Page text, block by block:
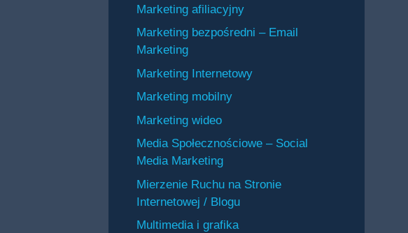
Marketing afiliacyjny
Marketing bezpośredni – Email
Marketing
Marketing Internetowy
Marketing mobilny
Marketing wideo
Media Społecznościowe – Social
Media Marketing
Mierzenie Ruchu na Stronie
Internetowej / Blogu
Multimedia i grafika